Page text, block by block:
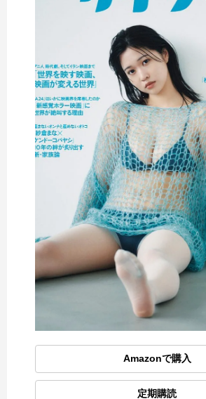
Amazonで購入
定期購読